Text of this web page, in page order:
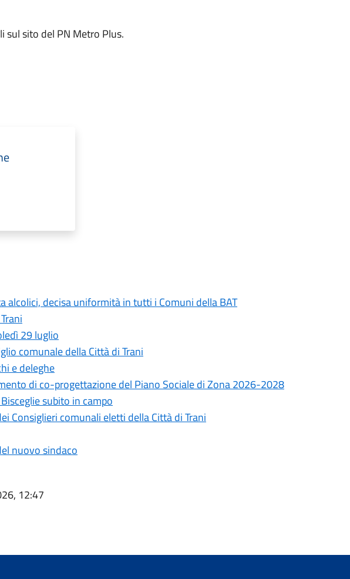
sul sito del PN Metro Plus.
alcolici, decisa uniformità in tutti i Comuni della BAT
29 luglio
comunale della Città di Trani
e deleghe
di co-progettazione del Piano Sociale di Zona 2026-2028
subito in campo
Consiglieri comunali eletti della Città di Trani
nuovo sindaco
12:47